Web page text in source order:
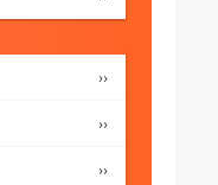
››
››
››